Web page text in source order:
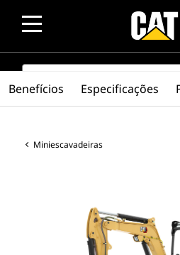
SEARCH
Miniescavadeiras
Benefícios Especificações